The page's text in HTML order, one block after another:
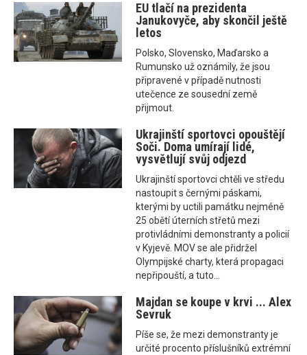
EU tlačí na prezidenta
Janukovyče, aby skončil ještě
letos
Polsko, Slovensko, Maďarsko a
Rumunsko už oznámily, že jsou
připravené v případě nutnosti
utečence ze sousední země
přijmout.
Ukrajinští sportovci opouštějí
Soči. Doma umírají lidé,
vysvětlují svůj odjezd
Ukrajinští sportovci chtěli ve středu
nastoupit s černými páskami,
kterými by uctili památku nejméně
25 obětí úterních střetů mezi
protivládními demonstranty a policií
v Kyjevě. MOV se ale přidržel
Olympijské charty, která propagaci
nepřipouští, a tuto...
Majdan se koupe v krvi ... Alex
Sevruk
Píše se, že mezi demonstranty je
určité procento příslušníků extrémní